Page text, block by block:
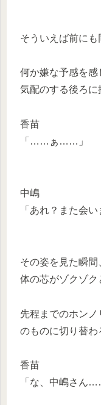
そういえば前にも
何か嫌な予感を
気配のする後ろに
香苗
「……ぁ……」
中嶋
「あれ？また会
その姿を見た瞬
体の芯がゾクゾク
先程までのホンノ
のものに切り替わ
香苗
「な、中嶋さん